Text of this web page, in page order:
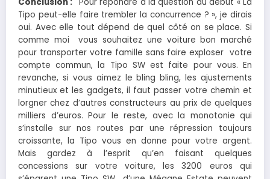
Tipo peut-elle faire trembler la concurrence ? », je dirais
oui. Avec elle tout dépend de quel côté on se place. Si
comme moi vous souhaitez une voiture bon marché
pour transporter votre famille sans faire exploser votre
compte commun, la Tipo SW est faite pour vous. En
revanche, si vous aimez le bling bling, les ajustements
minutieux et les gadgets, il faut passer votre chemin et
lorgner chez d’autres constructeurs au prix de quelques
milliers d’euros. Pour le reste, avec la monotonie qui
s’installe sur nos routes par une répression toujours
croissante, la Tipo vous en donne pour votre argent.
Mais gardez à l’esprit qu’en faisant quelques
concessions sur votre voiture, les 3200 euros qui